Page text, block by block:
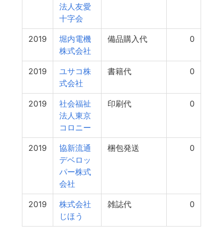
法人友愛
十字会
2019
堀内電機
株式会社
備品購入代 0
2019
ユサコ株
式会社
書籍代 0
2019
社会福祉
法人東京
コロニー
印刷代 0
2019
協新流通
デベロッ
パー株式
会社
梱包発送 0
2019
株式会社
じほう
雑誌代 0